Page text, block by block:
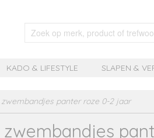
KADO & LIFESTYLE SLAPEN &
zwembandjes panter roze 0-2 jaar
zwembandjes